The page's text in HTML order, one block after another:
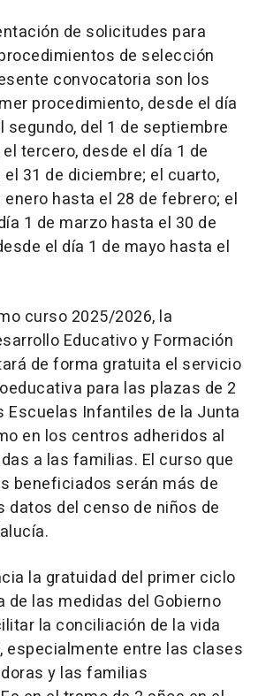
de solicitudes para
de selección
convocatoria son los
procedimiento, desde el día
segundo, del 1 de septiembre
tercero, desde el día 1 de
31 de diciembre; el cuarto,
hasta el 28 de febrero; el
1 de marzo hasta el 30 de
el día 1 de mayo hasta el
curso 2025/2026, la
Educativo y Formación
de forma gratuita el servicio
para las plazas de 2
Escuelas Infantiles de la Junta
en los centros adheridos al
a las familias. El curso que
beneficiados serán más de
datos del censo de niños de
la gratuidad del primer ciclo
de las medidas del Gobierno
la conciliación de la vida
especialmente entre las clases
y las familias